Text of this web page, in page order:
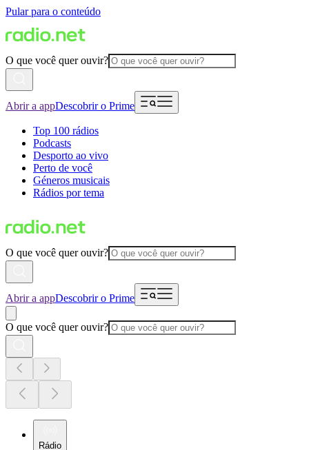
Pular para o conteúdo
O que você quer ouvir?
Abrir a appDescobrir o Prime
Top 100 rádios
Podcasts
Desporto ao vivo
Perto de você
Géneros musicais
Rádios por tema
O que você quer ouvir?
Abrir a appDescobrir o Prime
O que você quer ouvir?
Rádio